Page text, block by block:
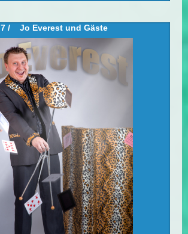
7 / Jo Everest und Gäste